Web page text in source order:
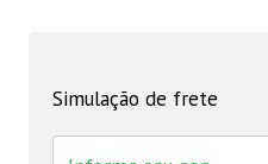
Simulação de frete